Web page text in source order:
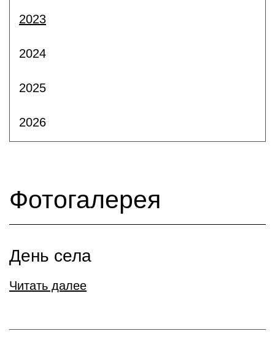
2023
2024
2025
2026
Фотогалерея
День села
Читать далее